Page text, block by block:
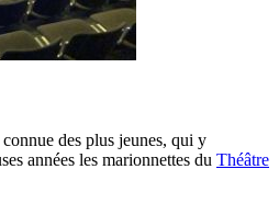
des plus jeunes, qui y
années les marionnettes du Théâtre